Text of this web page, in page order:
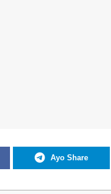
Ayo Share